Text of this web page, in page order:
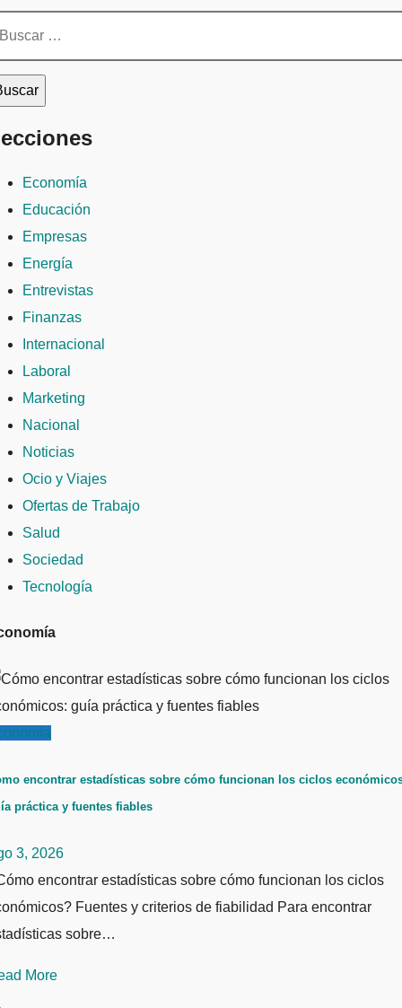
Economía
Educación
Empresas
Energía
Entrevistas
Finanzas
Internacional
Laboral
Marketing
Nacional
Noticias
Ocio y Viajes
Ofertas de Trabajo
Salud
Sociedad
Tecnología
encontrar estadísticas sobre cómo funcionan los ciclos
práctica y fuentes fiables
3, 2026
encontrar estadísticas sobre cómo funcionan los ciclos
Fuentes y criterios de fiabilidad Para encontrar
sobre…
More